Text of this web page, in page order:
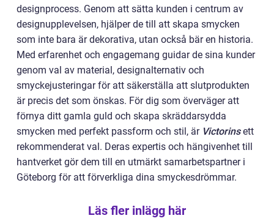
designprocess. Genom att sätta kunden i centrum av
designupplevelsen, hjälper de till att skapa smycken
som inte bara är dekorativa, utan också bär en historia.
Med erfarenhet och engagemang guidar de sina kunder
genom val av material, designalternativ och
smyckejusteringar för att säkerställa att slutprodukten
är precis det som önskas. För dig som överväger att
förnya ditt gamla guld och skapa skräddarsydda
smycken med perfekt passform och stil, är Victorins ett
rekommenderat val. Deras expertis och hängivenhet till
hantverket gör dem till en utmärkt samarbetspartner i
Göteborg för att förverkliga dina smyckesdrömmar.
Läs fler inlägg här